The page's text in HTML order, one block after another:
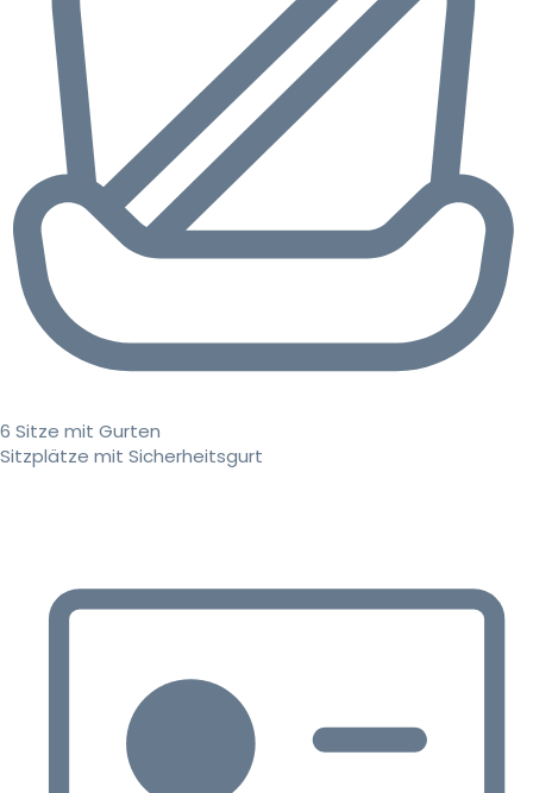
6 Sitze mit Gurten
Sitzplätze mit Sicherheitsgurt